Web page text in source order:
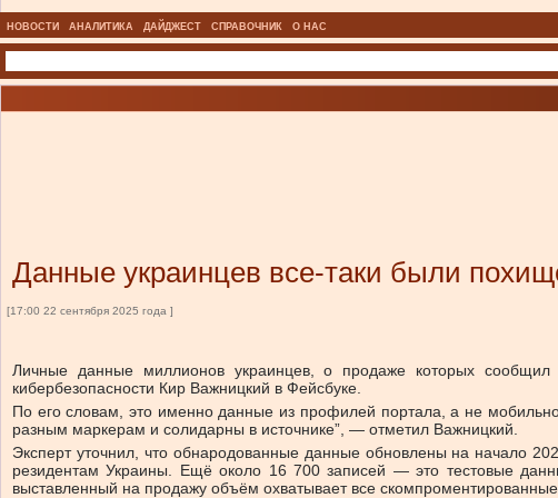
НОВОСТИ АНАЛИТИКА ДАЙДЖЕСТ СПРАВОЧНИК О НАС
Данные украинцев все-таки были
[17:00 22 сентября 2025 года ]
Личные данные миллионов украинцев, о продаже которых
кибербезопасности Кир Важницкий в Фейсбуке.
По его словам, это именно данные из профилей портала, а не
разным маркерам и солидарны в источнике”, — отметил Важницкий.
Эксперт уточнил, что обнародованные данные обновлены на начало
резидентам Украины. Ещё около 16 700 записей — это тестовые
выставленный на продажу объём охватывает все